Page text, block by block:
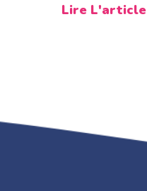
Lire L'article